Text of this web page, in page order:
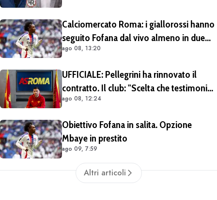
Calciomercato Roma: i giallorossi hanno
seguito Fofana dal vivo almeno in due
occasioni. Costa 40/45 milioni
ago 08, 13:20
UFFICIALE: Pellegrini ha rinnovato il
contratto. Il club: "Scelta che testimonia
condivisione della visione sportiva e dei
ago 08, 12:24
Obiettivo Fofana in salita. Opzione
Mbaye in prestito
ago 09, 7:59
Altri articoli